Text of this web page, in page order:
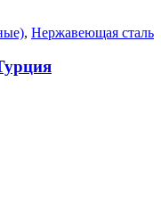
, Нержавеющая сталь